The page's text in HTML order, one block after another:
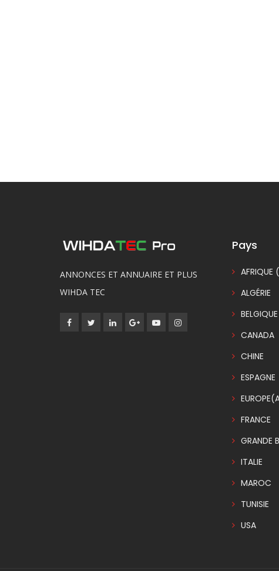
ANNONCES ET ANNUAIRE ET PLUS
WIHDA TEC
Pays
AFRIQUE
ALGÉRIE
BELGIQUE
CANADA
CHINE
ESPAGNE
FRANCE
GRANDE
ITALIE
MAROC
TUNISIE
USA